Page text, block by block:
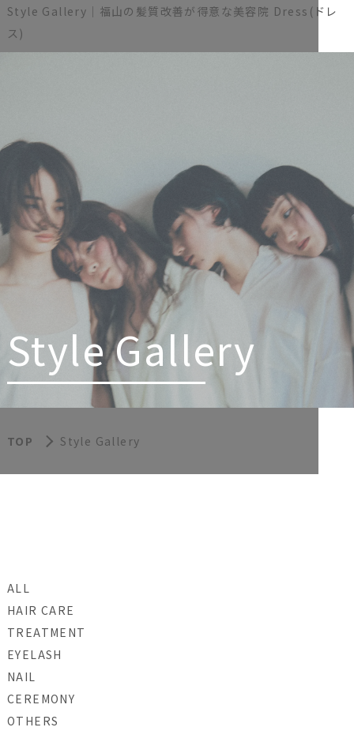
Style Gallery｜福山の髪質改善が得意な美容院 Dress(ドレ
ス)
Style Gallery
TOP Style Gallery
ALL
HAIR CARE
TREATMENT
EYELASH
NAIL
CEREMONY
OTHERS